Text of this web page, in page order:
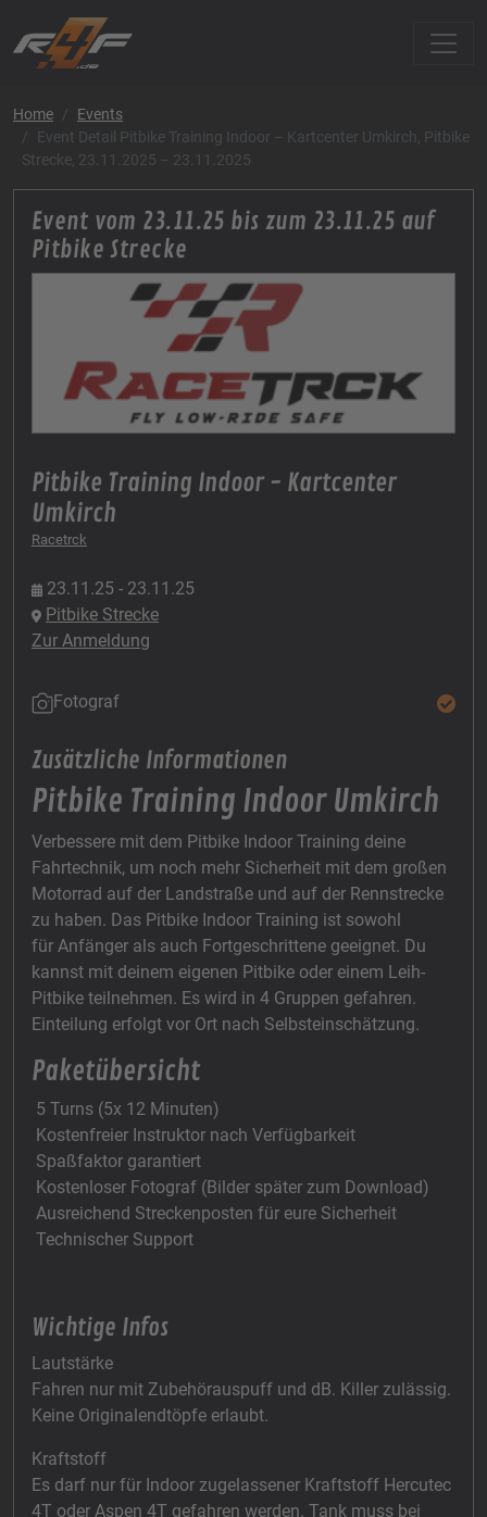
Home
Events
Event Detail Pitbike Training Indoor – Kartcenter Umkirch, Pitbike
Strecke, 23.11.2025 – 23.11.2025
Event vom 23.11.25 bis zum 23.11.25 auf
Pitbike Strecke
Pitbike Training Indoor - Kartcenter
Umkirch
Racetrck
23.11.25 - 23.11.25
Pitbike Strecke
Zur Anmeldung
Fotograf
Zusätzliche Informationen
Pitbike Training Indoor Umkirch
Verbessere mit dem Pitbike Indoor Training deine
Fahrtechnik, um noch mehr Sicherheit mit dem großen
Motorrad auf der Landstraße und auf der Rennstrecke
zu haben. Das Pitbike Indoor Training ist sowohl
für Anfänger als auch Fortgeschrittene geeignet. Du
kannst mit deinem eigenen Pitbike oder einem Leih-
Pitbike teilnehmen. Es wird in 4 Gruppen gefahren.
Einteilung erfolgt vor Ort nach Selbsteinschätzung.
Paketübersicht
5 Turns (5x 12 Minuten)
Kostenfreier Instruktor nach Verfügbarkeit
Spaßfaktor garantiert
Kostenloser Fotograf (Bilder später zum Download)
Ausreichend Streckenposten für eure Sicherheit
Technischer Support
Wichtige Infos
Lautstärke
Fahren nur mit Zubehörauspuff und dB. Killer zulässig.
Keine Originalendtöpfe erlaubt.
Kraftstoff
Es darf nur für Indoor zugelassener Kraftstoff Hercutec
4T oder Aspen 4T gefahren werden. Tank muss bei